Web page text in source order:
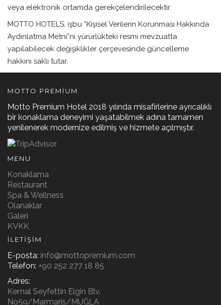
veya elektronik ortamda gerekçelendirilecektir.
MOTTO HOTELS, işbu “Kişisel Verilerin Korunması Hakkında
Aydınlatma Metni”ni yürürlükteki resmi mevzuatta
yapılabilecek değişiklikler çerçevesinde güncelleme
hakkını saklı tutar.
MOTTO PREMIUM
Motto Premium Hotel 2018 yılında misafirlerine ayrıcalıklı
bir konaklama deneyimi yaşatabilmek adına tamamen
yenilenerek modernize edilmiş ve hizmete açılmıştır.
MENU
Konaklama
Restaurant
Spa & Wellness
Olanaklar
Galeri
KVKK
İLETIŞIM
E-posta: info@mottopremium.com
Telefon: +90 252 277 18 85
Adres:
Kemal Seyfettin Elgin Blv.
No59/Marmaris/MUĞLA